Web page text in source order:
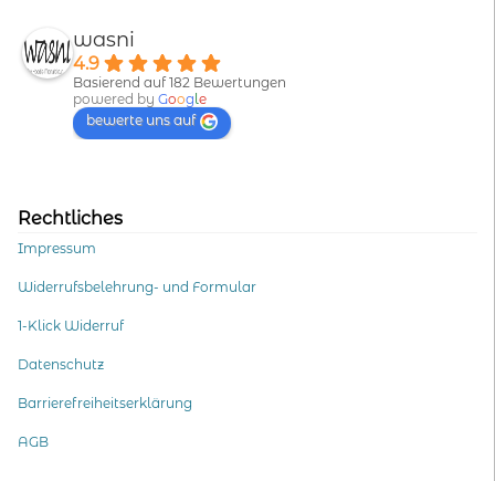
wasni
4.9
Basierend auf 182 Bewertungen
powered by Google
bewerte uns auf
Rechtliches
Impressum
Widerrufsbelehrung- und Formular
1-Klick Widerruf
Datenschutz
Barrierefreiheitserklärung
AGB